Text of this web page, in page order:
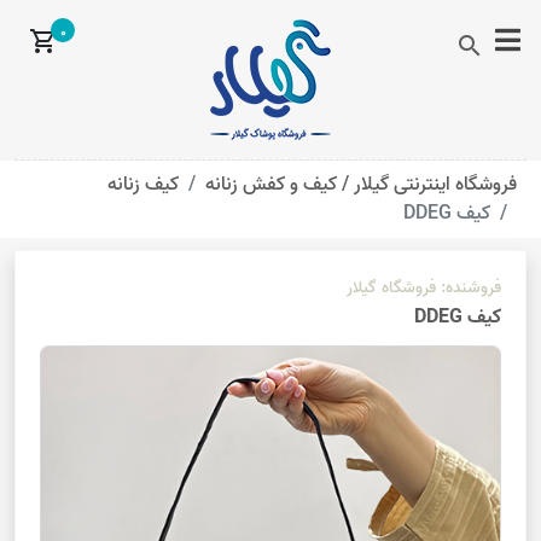
search
shopping_cart0
فروشگاه اینترنتی گیلار /کیف و کفش زنانه
کیف زنانه
کیف DDEG
فروشنده: فروشگاه گیلار
کیف DDEG